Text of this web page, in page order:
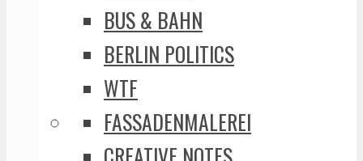
BUS & BAHN
BERLIN POLITICS
WTF
FASSADENMALEREI